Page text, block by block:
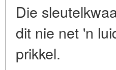
Die
dit nie net 'n
prikkel.